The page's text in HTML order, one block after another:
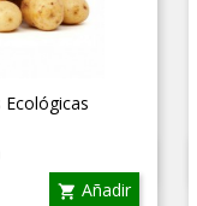
 Añadir
rápida